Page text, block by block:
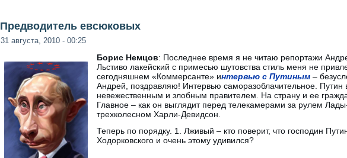
Предводитель евсюковых
31 августа, 2010 - 00:25
Борис Немцов: Последнее время я не читаю репортажи
Льстиво лакейский с примесью шутовства стиль меня не
сегодняшнем «Коммерсанте» интервью с Путиным –
Андрей, поздравляю! Интервью саморазоблачительное. Путин
невежественным и злобным правителем. На страну и ее
Главное – как он выглядит перед телекамерами за рулем
трехколесном Харли-Девидсон.
Теперь по порядку. 1. Лживый – кто поверит, что господин
Ходорковского и очень этому удивился?